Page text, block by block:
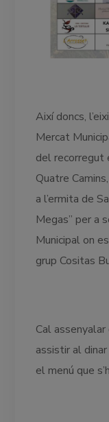
Així doncs,
Mercat
del recorregut
Quatre
a l’ermita de
Megas” per a
Municipal on
grup Cositas
Cal
assistir al
el menú que